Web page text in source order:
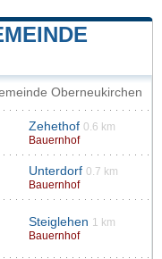
Oberneukirchen
Zehethof 0.6 km
Bauernhof
Unterdorf 0.7 km
Bauernhof
Steiglehen 1 km
Bauernhof